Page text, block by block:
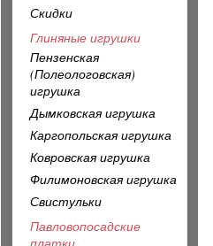
Скидки
Глиняные игрушки
Пензенская
(Полеологовская)
игрушка
Дымковская игрушка
Каргопольская игрушка
Ковровская игрушка
Филимоновская игрушка
Свистульки
Павловопосадские